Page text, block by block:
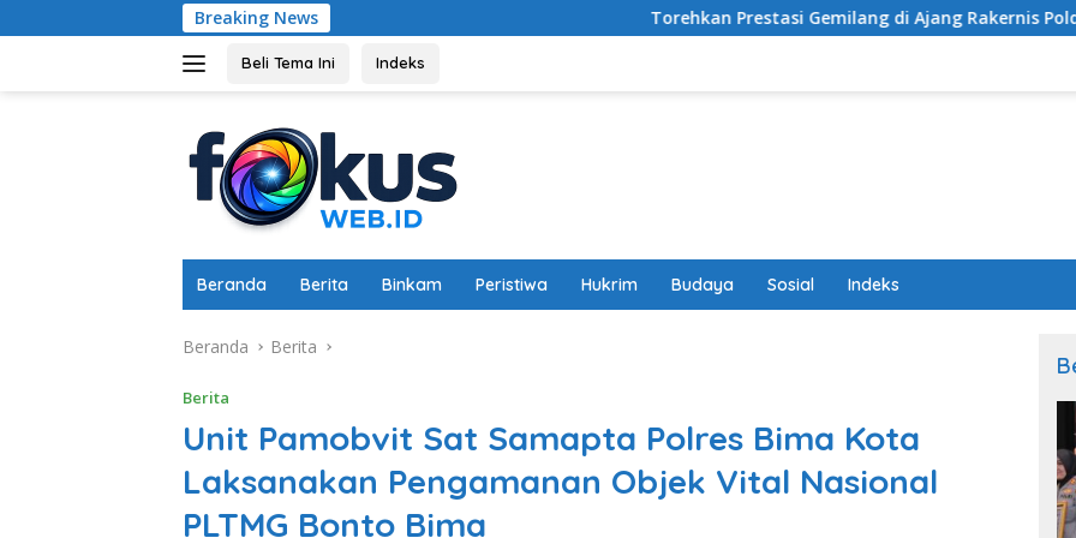
ke
Breaking News Torehkan Prestasi Gemilang di Ajang Rakernis Polda NTB, Polres
Beli Tema Ini Indeks
Beranda Berita Binkam Peristiwa Hukrim Budaya Sosial Indeks
Beranda Berita
Berita
Unit Pamobvit Sat Samapta Polres Bima Kota
Laksanakan Pengamanan Objek Vital Nasional
PLTMG Bonto Bima